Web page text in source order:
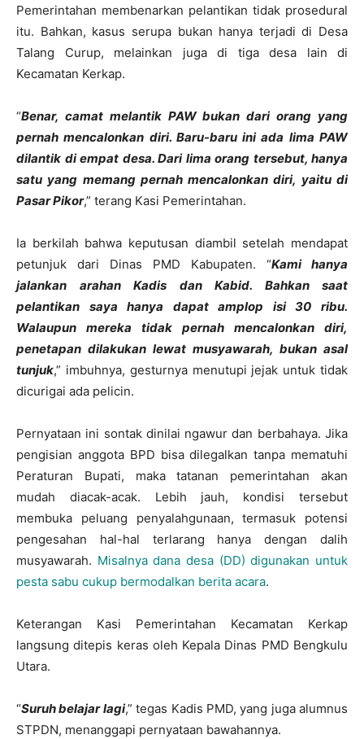
Pemerintahan membenarkan pelantikan tidak prosedural
itu. Bahkan, kasus serupa bukan hanya terjadi di Desa
Talang Curup, melainkan juga di tiga desa lain di
Kecamatan Kerkap.
“Benar, camat melantik PAW bukan dari orang yang
pernah mencalonkan diri. Baru-baru ini ada lima PAW
dilantik di empat desa. Dari lima orang tersebut, hanya
satu yang memang pernah mencalonkan diri, yaitu di
Pasar Pikor,” terang Kasi Pemerintahan.
Ia berkilah bahwa keputusan diambil setelah mendapat
petunjuk dari Dinas PMD Kabupaten. “Kami hanya
jalankan arahan Kadis dan Kabid. Bahkan saat
pelantikan saya hanya dapat amplop isi 30 ribu.
Walaupun mereka tidak pernah mencalonkan diri,
penetapan dilakukan lewat musyawarah, bukan asal
tunjuk,” imbuhnya, gesturnya menutupi jejak untuk tidak
dicurigai ada pelicin.
Pernyataan ini sontak dinilai ngawur dan berbahaya. Jika
pengisian anggota BPD bisa dilegalkan tanpa mematuhi
Peraturan Bupati, maka tatanan pemerintahan akan
mudah diacak-acak. Lebih jauh, kondisi tersebut
membuka peluang penyalahgunaan, termasuk potensi
pengesahan hal-hal terlarang hanya dengan dalih
musyawarah. Misalnya dana desa (DD) digunakan untuk
pesta sabu cukup bermodalkan berita acara.
Keterangan Kasi Pemerintahan Kecamatan Kerkap
langsung ditepis keras oleh Kepala Dinas PMD Bengkulu
Utara.
“Suruh belajar lagi,” tegas Kadis PMD, yang juga alumnus
STPDN, menanggapi pernyataan bawahannya.